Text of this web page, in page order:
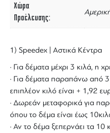
Χώρα
Προέλευσης
1) Speedex | Αστικά Κέντρα
· Για δέματα μέχρι 3 κιλά, η
· Για δέματα παραπάνω από
επιπλέον κιλό είναι + 1,92
· Δωρεάν μεταφορικά για
όπου το δέμα είναι έως
· Αν το δέμα ξεπερνάει τα 10